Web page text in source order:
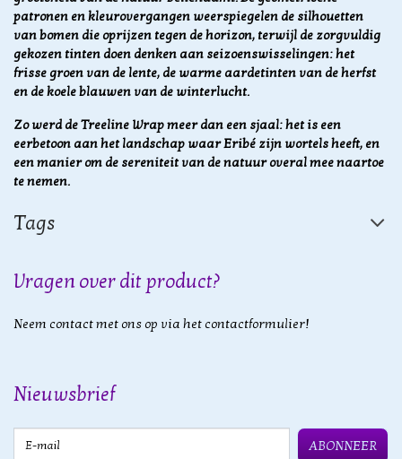
patronen en kleurovergangen weerspiegelen de silhouetten
van bomen die oprijzen tegen de horizon, terwijl de zorgvuldig
gekozen tinten doen denken aan seizoenswisselingen: het
frisse groen van de lente, de warme aardetinten van de herfst
en de koele blauwen van de winterlucht.
Zo werd de Treeline Wrap meer dan een sjaal: het is een
eerbetoon aan het landschap waar Eribé zijn wortels heeft, en
een manier om de sereniteit van de natuur overal mee naartoe
te nemen.
Tags
Vragen over dit product?
Neem contact met ons op via het contactformulier!
Nieuwsbrief
ABONNEER